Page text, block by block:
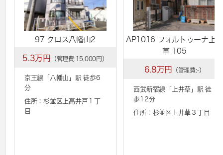
97 クロス八幡山2
5.3万円 （管理費:15,000円）
京王線「 八幡山 」駅 徒歩6
分
住所：杉並区上高井戸１丁
目
AP1016 フォルトゥーナ上井
草 105
6.8万円 （管理費:-）
西武新宿線「 上井草 」駅 徒
歩12分
住所：杉並区上井草３丁目